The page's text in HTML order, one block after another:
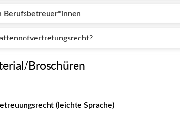
Berufsbetreuer*innen
Broschüren
(leichte Sprache)